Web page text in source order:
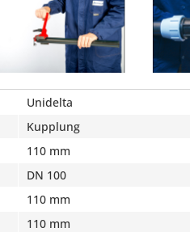
Unidelta
Kupplung
110 mm
DN 100
110 mm
110 mm